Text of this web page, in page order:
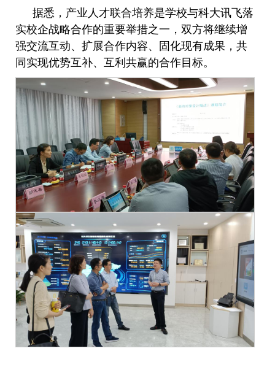
据悉，产业人才联合培养是学校与科大讯飞落
实校企战略合作的重要举措之一，双方将继续增
强交流互动、扩展合作内容、固化现有成果，共
同实现优势互补、互利共赢的合作目标。